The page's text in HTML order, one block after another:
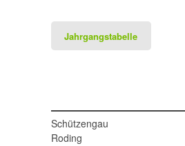
Jahrgangstabelle
Schützengau
Roding